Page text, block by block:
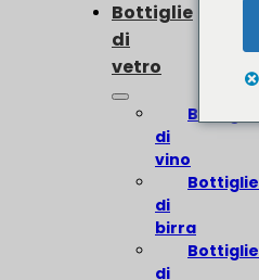
Bottiglie
di
vetro
Bottiglie
di
vino
Bottiglie
di
birra
Bottiglie
di